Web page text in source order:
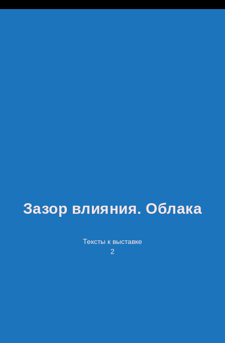
Зазор влияния. Облака
Тексты к выставке
2